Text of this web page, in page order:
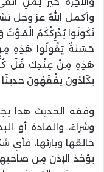
تَكُونُوا يُدْرِكْكُمُ
حَسَنَةٌ يَقُولُوا هَذِهِ
هَذِهِ مِنْ عِنْدِكَ قُلْ كُلٌّ
يَكَادُونَ يَفْقَهُونَ حَدِيثًا ﴾
وفقه الحديث هذا
وشراءً، والمادة أو
خالقها وبارئها،
يؤخذ الإذن مِن